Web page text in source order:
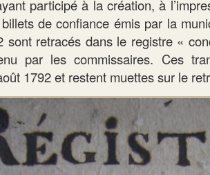
participé à la création, à
de confiance émis par la
sont retracés dans le registre «
par les commissaires. Ces
1792 et restent muettes sur le